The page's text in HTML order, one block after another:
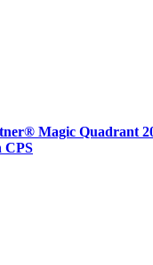
Magic Quadrant
CPS